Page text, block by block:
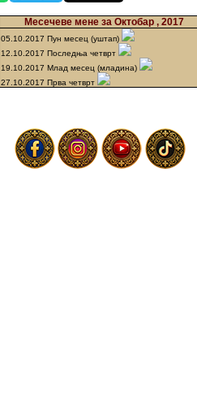
Месечеве мене за Октобар , 2017
05.10.2017 Пун месец (уштап)
12.10.2017 Последња четврт
19.10.2017 Млад месец (младина)
27.10.2017 Прва четврт